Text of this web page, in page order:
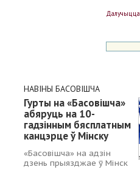
Далучыцца
НАВІНЫ БАСОВІШЧА
Гурты на «Басовішча»
абяруць на 10-
гадзінным бясплатным
канцэрце ў Мінску
«Басовішча» на адзін
дзень прыязджае ў Мінск